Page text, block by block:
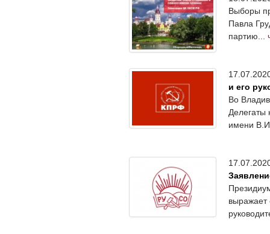
Выборы
Павла
партию...
и его
Во
Делегаты
имени
выражает